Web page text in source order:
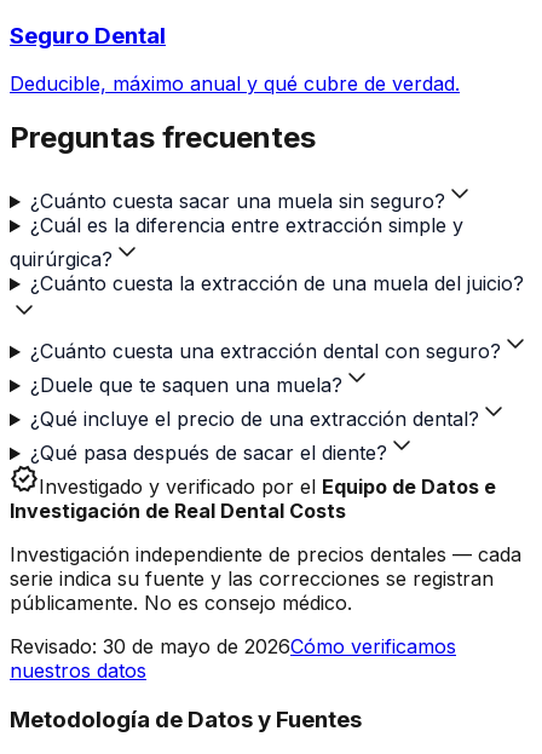
Seguro Dental
Deducible, máximo anual y qué cubre de verdad.
Preguntas frecuentes
¿Cuánto cuesta sacar una muela sin seguro?
¿Cuál es la diferencia entre extracción simple y
quirúrgica?
¿Cuánto cuesta la extracción de una muela del juicio?
¿Cuánto cuesta una extracción dental con seguro?
¿Duele que te saquen una muela?
¿Qué incluye el precio de una extracción dental?
¿Qué pasa después de sacar el diente?
verifiedInvestigado y verificado por el Equipo de Datos e
Investigación de Real Dental Costs
Investigación independiente de precios dentales — cada
serie indica su fuente y las correcciones se registran
públicamente. No es consejo médico.
Revisado: 30 de mayo de 2026Cómo verificamos
nuestros datos
Metodología de Datos y Fuentes